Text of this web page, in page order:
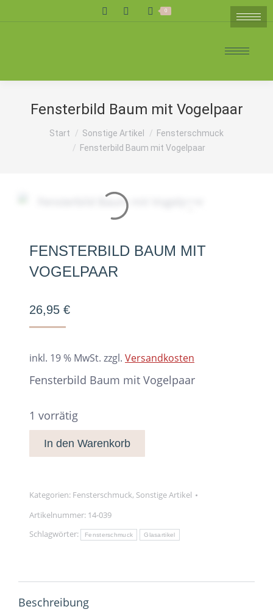
Search: 0
Fensterbild Baum mit Vogelpaar
Sie befinden sich hier:
Start Sonstige Artikel
Fensterschmuck
Fensterbild Baum mit Vogelpaar
FENSTERBILD BAUM MIT
VOGELPAAR
26,95 €
inkl. 19 % MwSt. zzgl. Versandkosten
Fensterbild Baum mit Vogelpaar
1 vorrätig
In den Warenkorb
Kategorien: Fensterschmuck, Sonstige Artikel
Artikelnummer: 14-039
Schlagwörter:
Fensterschmuck Glasartikel
Beschreibung